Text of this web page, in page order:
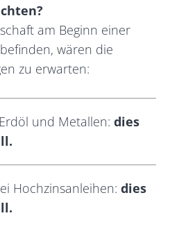
am Beginn einer
wären die
zu erwarten:
und Metallen: dies
Hochzinsanleihen: dies